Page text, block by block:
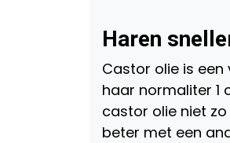
Haren
Castor olie is
haar normaliter 1
castor olie niet
beter met een